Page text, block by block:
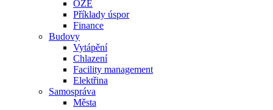
OZE
Příklady úspor
Finance
Budovy
Vytápění
Chlazení
Facility management
Elektřina
Samospráva
Města